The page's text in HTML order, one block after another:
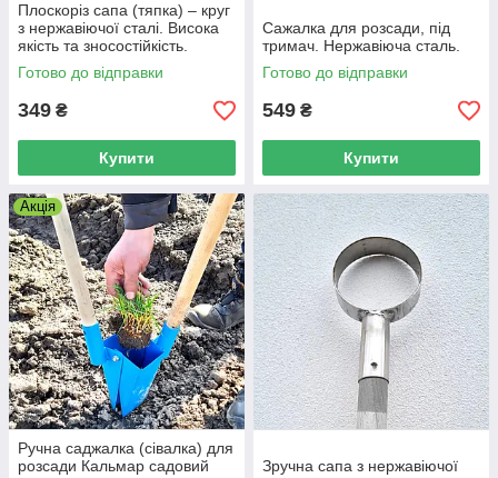
Плоскоріз сапа (тяпка) – круг
з нержавіючої сталі. Висока
якість та зносостійкість.
Готово до відправки
349 ₴
Купити
Сажалка для розсади, під
тримач. Нержавіюча сталь.
Готово до відправки
549 ₴
Купити
Акція
Ручна саджалка (сівалка) для
розсади Кальмар садовий
Зручна сапа з нержавіючої